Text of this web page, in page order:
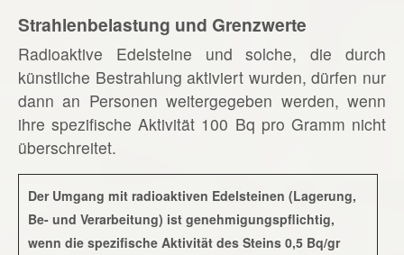
Strahlenbelastung und Grenzwerte
Radioaktive Edelsteine und solche, die durch
künstliche Bestrahlung aktiviert wurden, dürfen nur
dann an Personen weitergegeben werden, wenn
ihre spezifische Aktivität 100 Bq pro Gramm nicht
überschreitet.
Der Umgang mit radioaktiven Edelsteinen (Lagerung,
Be- und Verarbeitung) ist genehmigungspflichtig,
wenn die spezifische Aktivität des Steins 0,5 Bq/gr